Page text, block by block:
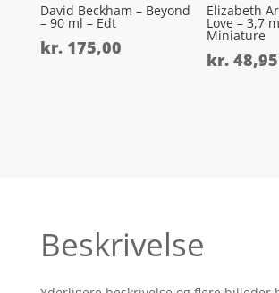
David Beckham – Beyond
– 90 ml – Edt
kr.175,00
Elizabeth
Love – 3,7
Miniature
kr. 48,95
Beskrivelse